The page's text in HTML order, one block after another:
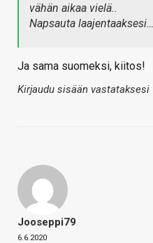
vähän aikaa vielä..
Napsauta laajentaaksesi…
Ja sama suomeksi, kiitos!
Kirjaudu sisään vastataksesi
Jooseppi79
6.6.2020